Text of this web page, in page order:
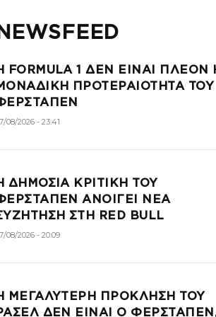
FORMULA 1 ΔΕΝ ΕΙΝΑΙ ΠΛΕΟΝ
ΠΡΟΤΕΡΑΙΟΤΗΤΑ ΤΟΥ
08/2026 - 23:41
ΔΗΜΟΣΙΑ ΚΡΙΤΙΚΗ ΤΟΥ
ΑΝΟΙΓΕΙ ΝΕΑ
ΣΤΗ RED BULL
08/2026 - 20:09
ΜΕΓΑΛΥΤΕΡΗ ΠΡΟΚΛΗΣΗ ΤΟΥ
ΔΕΝ ΕΙΝΑΙ Ο